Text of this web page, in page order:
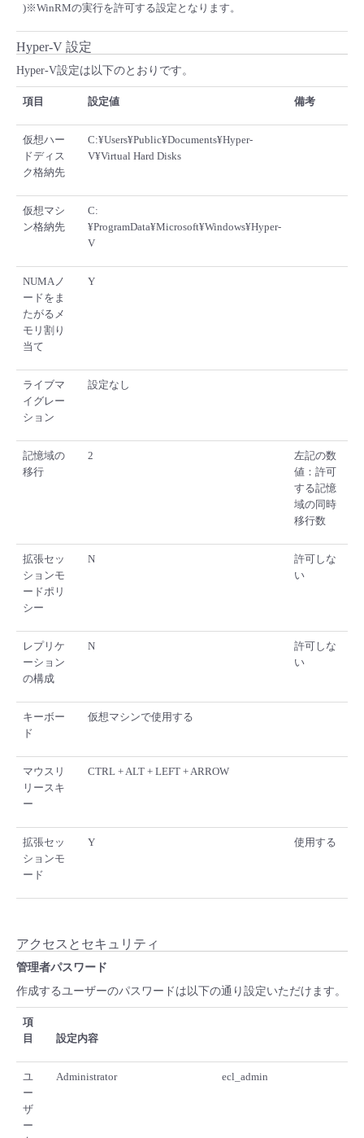
)※WinRMの実行を許可する設定となります。
Hyper-V 設定
Hyper-V設定は以下のとおりです。
項目 設定値 備考
仮想ハー
ドディス
ク格納先
C:¥Users¥Public¥Documents¥Hyper-
V¥Virtual Hard Disks
仮想マシ
ン格納先
C:
¥ProgramData¥Microsoft¥Windows¥Hyper-
V
NUMAノ
ードをま
たがるメ
モリ割り
当て
Y
ライブマ
イグレー
ション
設定なし
記憶域の
移行
2
左記の数
値：許可
する記憶
域の同時
移行数
拡張セッ
ションモ
ードポリ
シー
N
許可しな
い
レプリケ
ーション
の構成
N
許可しな
い
キーボー
ド
仮想マシンで使用する
マウスリ
リースキ
ー
CTRL + ALT + LEFT + ARROW
拡張セッ
ションモ
ード
Y 使用する
アクセスとセキュリティ
管理者パスワード
作成するユーザーのパスワードは以下の通り設定いただけます。
項
目
設定内容
ユ
ー
ザ
ー
Administrator ecl_admin